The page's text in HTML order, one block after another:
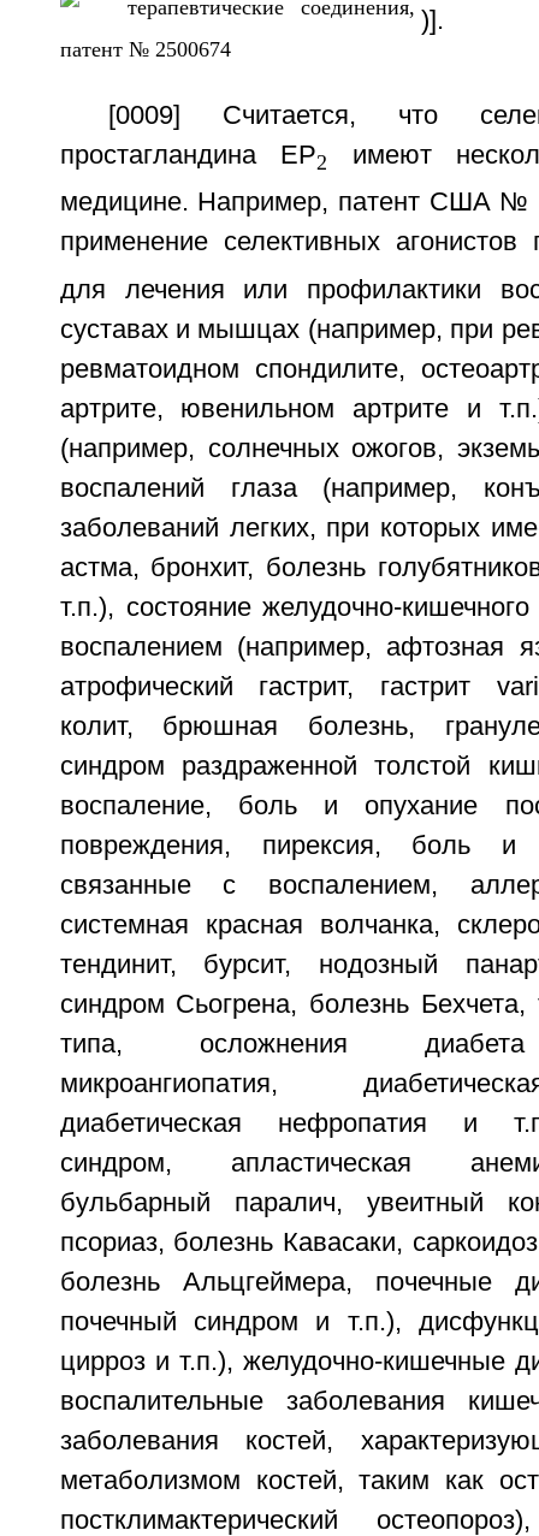
)].
[0009] Считается, что
простагландина ЕР2
имеют
медицине. Например, патент США №
применение селективных агонистов
для лечения или профилактики
суставах и мышцах (например, при
ревматоидном спондилите,
артрите, ювенильном артрите и
(например, солнечных ожогов,
воспалений глаза (например,
заболеваний легких, при которых
астма, бронхит, болезнь
т.п.), состояние желудочно-
воспалением (например, афтозная
атрофический гастрит, гастрит
колит, брюшная болезнь,
синдром раздраженной толстой
воспаление, боль и опухание
повреждения, пирексия, боль и
связанные с воспалением,
системная красная волчанка,
тендинит, бурсит, нодозный
синдром Сьогрена, болезнь Бехчета,
типа, осложнения диабета
микроангиопатия,
диабетическая нефропатия и
синдром, апластическая
бульбарный паралич, увеитный
псориаз, болезнь Кавасаки,
болезнь Альцгеймера, почечные
почечный синдром и т.п.),
цирроз и т.п.), желудочно-кишечные
воспалительные заболевания
заболевания костей,
метаболизмом костей, таким как
постклимактерический